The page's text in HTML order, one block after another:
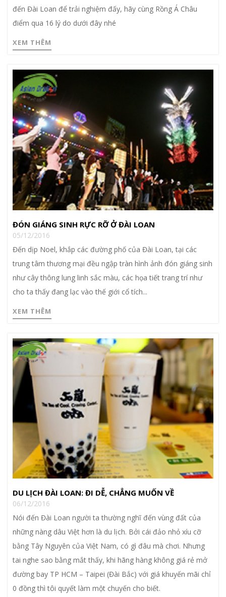
đến Đài Loan để trải nghiệm đấy, hãy cùng Rồng Á Châu
điểm qua 16 lý do dưới đây nhé
XEM THÊM
ĐÓN GIÁNG SINH RỰC RỠ Ở ĐÀI LOAN
05/12/2016
Đến dịp Noel, khắp các đường phố của Đài Loan, tại các
trung tâm thương mại đều ngập tràn hình ảnh đón giáng sinh
như cây thông lung linh sắc màu, các họa tiết trang trí như
cho ta thấy đang lạc vào thế giới cổ tích...
XEM THÊM
DU LỊCH ĐÀI LOAN: ĐI DỄ, CHẲNG MUỐN VỀ
06/12/2016
Nói đến Đài Loan người ta thường nghĩ đến vùng đất của
những nàng dâu Việt hơn là du lịch. Bởi cái đảo nhỏ xíu cỡ
bằng Tây Nguyên của Việt Nam, có gì đâu mà chơi. Nhưng
tai nghe sao bằng mắt thấy, khi hãng hàng không giá rẻ mở
đường bay TP HCM – Taipei (Đài Bắc) với giá khuyến mãi chỉ
0 đồng thì tôi quyết làm một chuyến cho biết.